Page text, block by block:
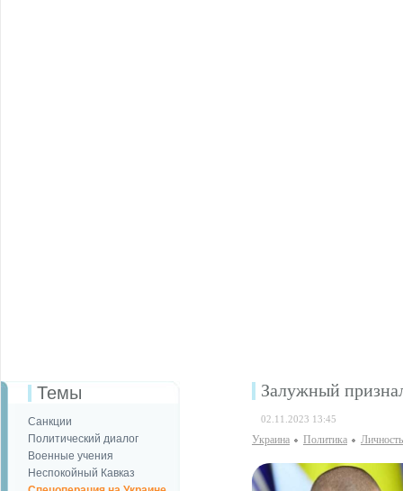
Темы
Санкции
Политический диалог
Военные учения
Неспокойный Кавказ
Залужный
02.11.2023 13:45
Украина Политика Личность